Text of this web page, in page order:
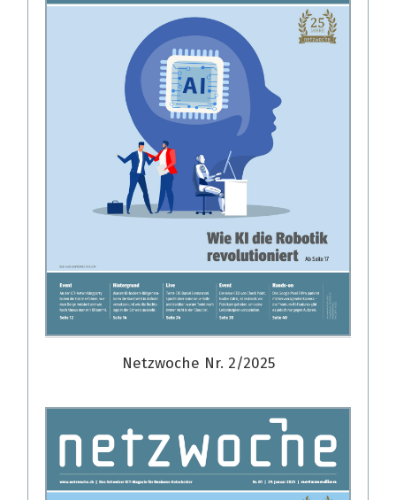
Netzwoche Nr. 2/2025